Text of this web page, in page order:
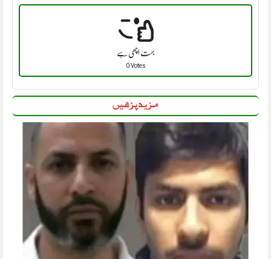
بہت اچھی ہے
0 Votes
مزید پڑھیں